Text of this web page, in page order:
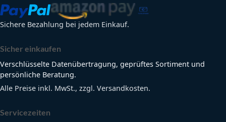
Sichere Bezahlung bei jedem Einkauf.
Sicher einkaufen
Verschlüsselte Datenübertragung, geprüftes Sortiment und
persönliche Beratung.
Alle Preise inkl. MwSt., zzgl. Versandkosten.
Servicezeiten